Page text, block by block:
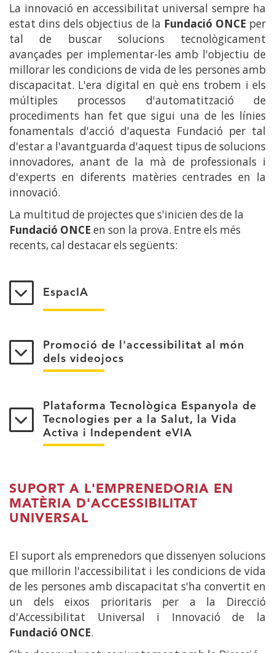
La innovació en accessibilitat universal sempre ha
estat dins dels objectius de la Fundació ONCE per
tal de buscar solucions tecnològicament
avançades per implementar-les amb l'objectiu de
millorar les condicions de vida de les persones amb
discapacitat. L'era digital en què ens trobem i els
múltiples processos d'automatització de
procediments han fet que sigui una de les línies
fonamentals d'acció d'aquesta Fundació per tal
d'estar a l'avantguarda d'aquest tipus de solucions
innovadores, anant de la mà de professionals i
d'experts en diferents matèries centrades en la
innovació.
La multitud de projectes que s'inicien des de la
Fundació ONCE en son la prova. Entre els més
recents, cal destacar els següents:
EspacIA
Promoció de l'accessibilitat al món
dels videojocs
Plataforma Tecnològica Espanyola de
Tecnologies per a la Salut, la Vida
Activa i Independent eVIA
SUPORT A L'EMPRENEDORIA EN
MATÈRIA D'ACCESSIBILITAT
UNIVERSAL
El suport als emprenedors que dissenyen solucions
que millorin l'accessibilitat i les condicions de vida
de les persones amb discapacitat s'ha convertit en
un dels eixos prioritaris per a la Direcció
d'Accessibilitat Universal i Innovació de la
Fundació ONCE.